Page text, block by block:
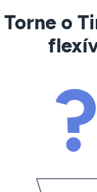
Torne o